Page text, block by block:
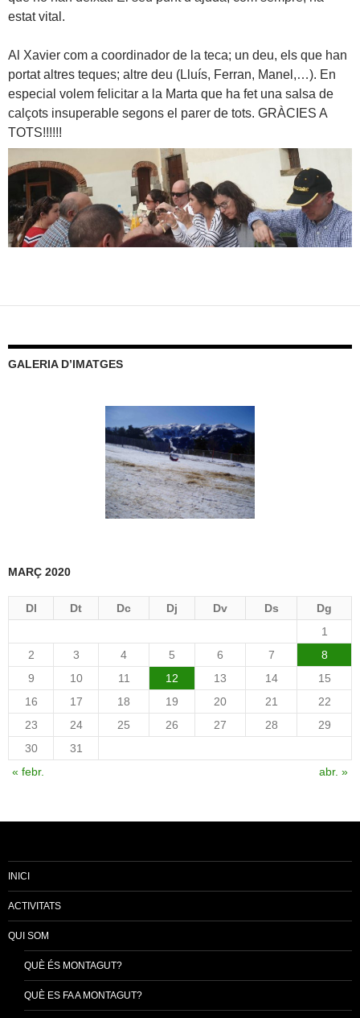
estat vital.
Al Xavier com a coordinador de la teca; un deu, els que han
portat altres teques; altre deu (Lluís, Ferran, Manel,…). En
especial volem felicitar a la Marta que ha fet una salsa de
calçots insuperable segons el parer de tots. GRÀCIES A
TOTS!!!!!!
GALERIA D’IMATGES
MARÇ 2020
Dl Dt Dc Dj Dv Ds
Dg
1
2
3 4 5 6 7
8
9
10 11 12 13 14
15
16
17 18 19 20 21
22
23
24 25 26 27 28
29
30
31
« febr.
abr. »
INICI
ACTIVITATS
QUI SOM
QUÈ ÉS MONTAGUT?
QUÈ ES FA A MONTAGUT?